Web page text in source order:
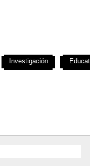
Investigación